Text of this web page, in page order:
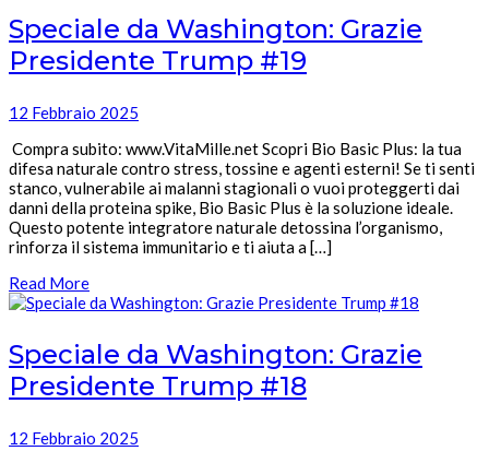
Speciale da Washington: Grazie
Presidente Trump #19
12 Febbraio 2025
Compra subito: www.VitaMille.net Scopri Bio Basic Plus: la tua
difesa naturale contro stress, tossine e agenti esterni! Se ti senti
stanco, vulnerabile ai malanni stagionali o vuoi proteggerti dai
danni della proteina spike, Bio Basic Plus è la soluzione ideale.
Questo potente integratore naturale detossina l’organismo,
rinforza il sistema immunitario e ti aiuta a […]
Read More
Speciale da Washington: Grazie
Presidente Trump #18
12 Febbraio 2025